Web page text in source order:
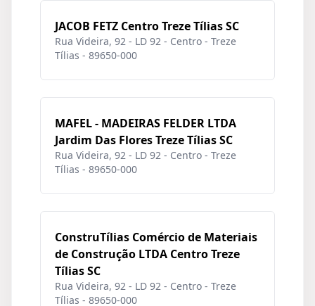
JACOB FETZ Centro Treze Tílias SC
Rua Videira, 92 - LD 92 - Centro - Treze
Tílias - 89650-000
MAFEL - MADEIRAS FELDER LTDA
Jardim Das Flores Treze Tílias SC
Rua Videira, 92 - LD 92 - Centro - Treze
Tílias - 89650-000
ConstruTílias Comércio de Materiais
de Construção LTDA Centro Treze
Tílias SC
Rua Videira, 92 - LD 92 - Centro - Treze
Tílias - 89650-000